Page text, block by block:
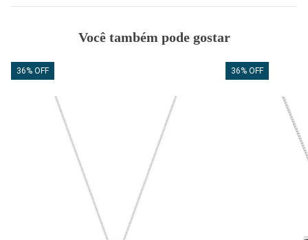
Você também pode gostar
36% OFF 36% OFF